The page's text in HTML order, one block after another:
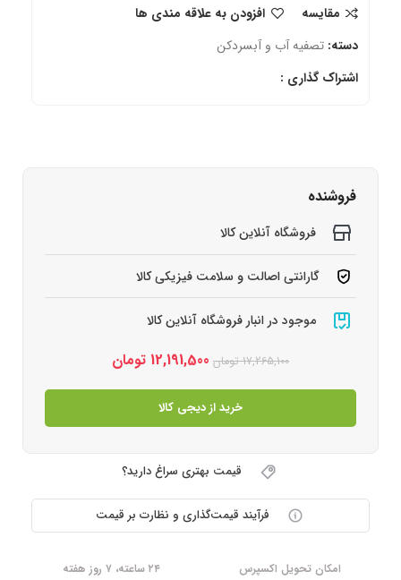
مقایسه
افزودن به علاقه مندی ها
دسته: تصفیه آب و آبسردکن
اشتراک گذاری :
فروشنده
فروشگاه آنلاین کالا
گارانتی اصالت و سلامت فیزیکی کالا
موجود در انبار فروشگاه آنلاین کالا
17,265,100 تومان 12,191,500 تومان
خرید از دیجی کالا
قیمت بهتری سراغ دارید؟
فرآیند قیمت‌گذاری و نظارت بر قیمت
امکان تحویل اکسپرس
۲۴ ساعته، ۷ روز هفته